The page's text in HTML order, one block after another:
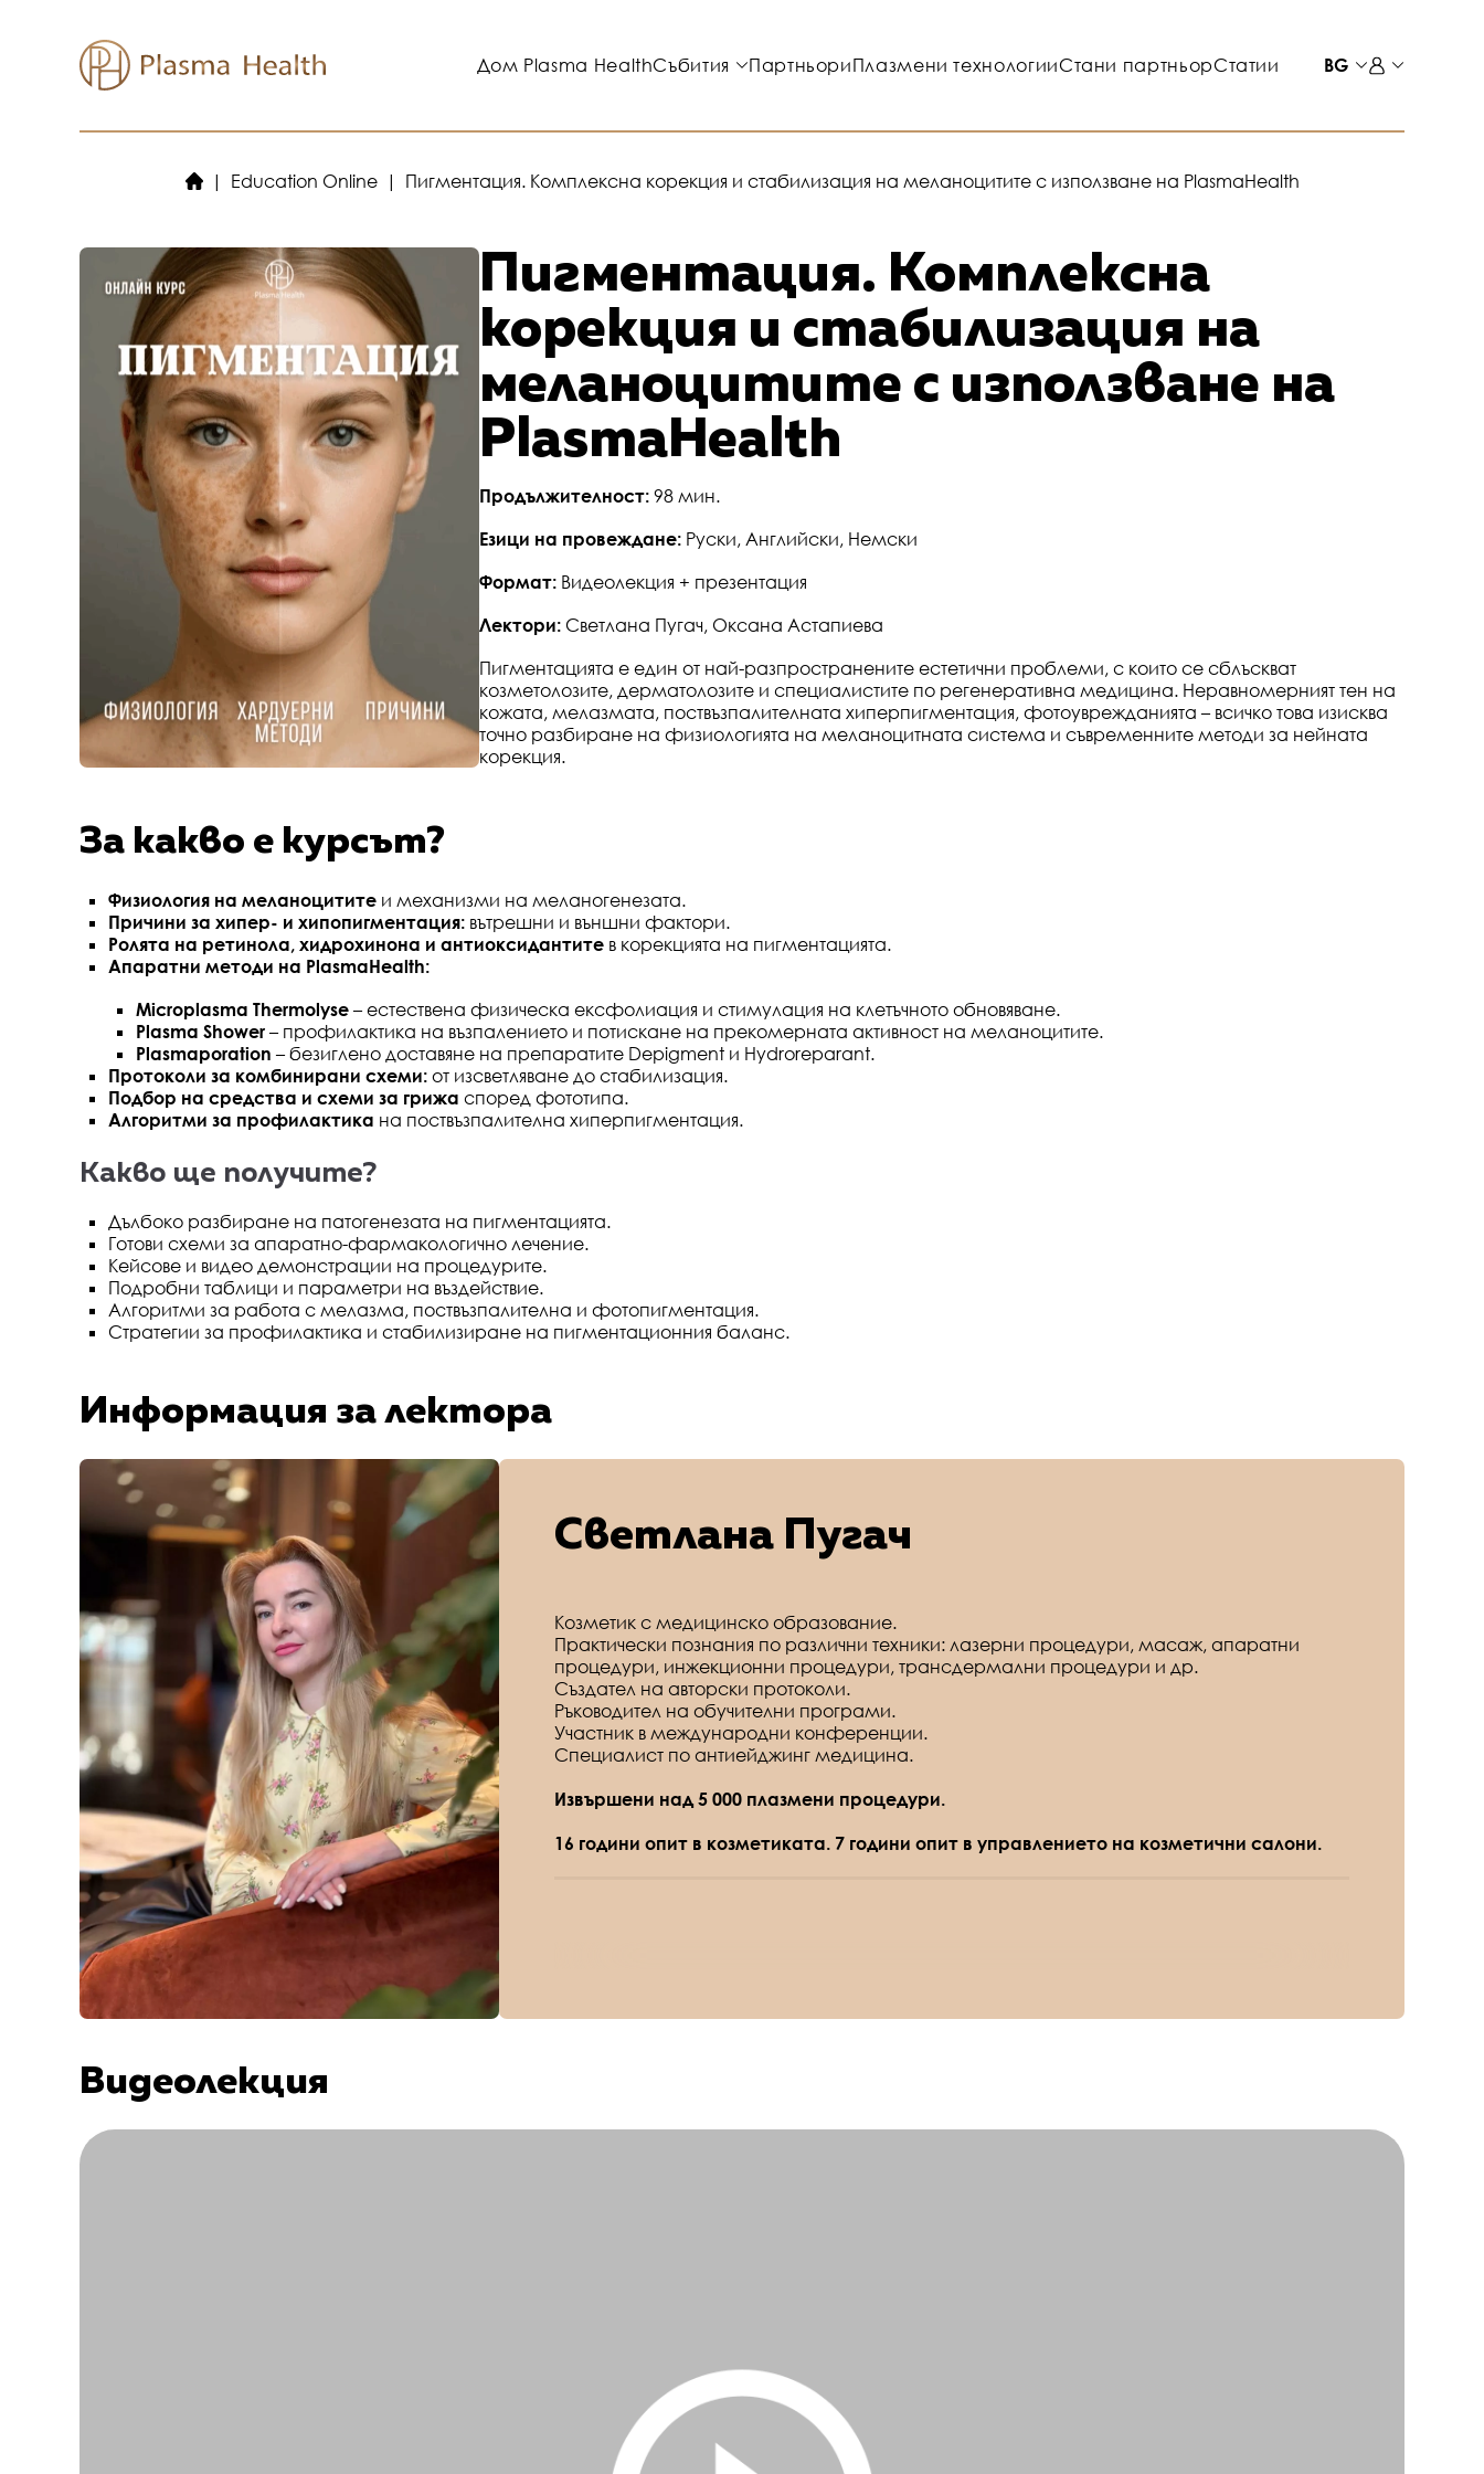
Дом Plasma HealthСъбития ПартньориПлазмени технологииСтани партньорСтатии BG
Education Online Пигментация. Комплексна корекция и стабилизация на меланоцитите с използване на PlasmaHealth
Пигментация. Комплексна
корекция и стабилизация на
меланоцитите с използване на
PlasmaHealth
Продължителност: 98 мин.
Езици на провеждане: Руски, Английски, Немски
Формат: Видеолекция + презентация
Лектори: Светлана Пугач, Оксана Астапиева
Пигментацията е един от най-разпространените естетични проблеми, с които се сблъскват
козметолозите, дерматолозите и специалистите по регенеративна медицина. Неравномерният тен на
кожата, мелазмата, поствъзпалителната хиперпигментация, фотоуврежданията – всичко това изисква
точно разбиране на физиологията на меланоцитната система и съвременните методи за нейната
корекция.
За какво е курсът?
Физиология на меланоцититеи механизми на меланогенезата.
Причини за хипер- и хипопигментация:вътрешни и външни фактори.
Ролята на ретинола, хидрохинона и антиоксидантитев корекцията на пигментацията.
Апаратни методи на PlasmaHealth:
Microplasma Thermolyse– естествена физическа ексфолиация и стимулация на клетъчното обновяване.
Plasma Shower– профилактика на възпалението и потискане на прекомерната активност на меланоцитите.
Plasmaporation – безиглено доставяне на препаратите Depigment и Hydroreparant.
Протоколи за комбинирани схеми:от изсветляване до стабилизация.
Подбор на средства и схеми за грижа според фототипа.
Алгоритми за профилактика на поствъзпалителна хиперпигментация.
Какво ще получите?
Дълбоко разбиране на патогенезата на пигментацията.
Готови схеми за апаратно-фармакологично лечение.
Кейсове и видео демонстрации на процедурите.
Подробни таблици и параметри на въздействие.
Алгоритми за работа с мелазма, поствъзпалителна и фотопигментация.
Стратегии за профилактика и стабилизиране на пигментационния баланс.
Информация за лектора
Светлана Пугач
Козметик с медицинско образование.
Практически познания по различни техники: лазерни процедури, масаж, апаратни
процедури, инжекционни процедури, трансдермални процедури и др.
Създател на авторски протоколи.
Ръководител на обучителни програми.
Участник в международни конференции.
Специалист по антиейджинг медицина.
Извършени над 5 000 плазмени процедури.
16 години опит в козметиката. 7 години опит в управлението на козметични салони.
Видеолекция